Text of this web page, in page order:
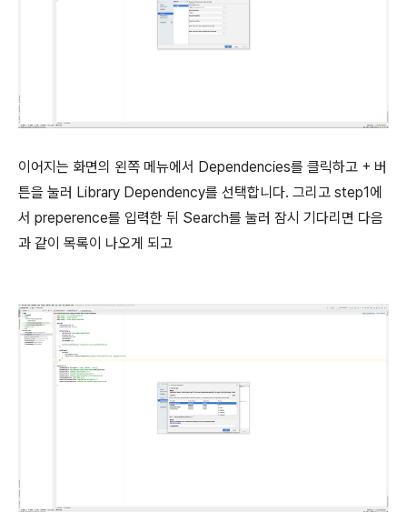
이어지는 화면의 왼쪽 메뉴에서 Dependencies를 클릭하고 + 버
튼을 눌러 Library Dependency를 선택합니다. 그리고 step1에
서 preperence를 입력한 뒤 Search를 눌러 잠시 기다리면 다음
과 같이 목록이 나오게 되고